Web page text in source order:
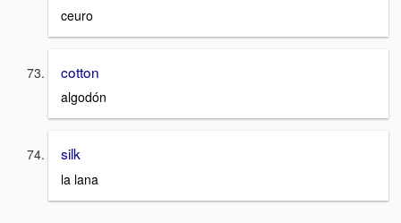
ceuro
cotton
algodón
silk
la lana